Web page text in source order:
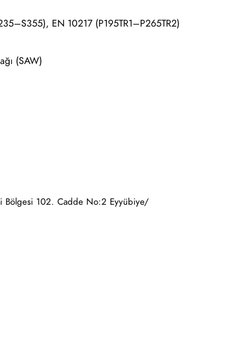
EN 10217 (P195TR1–P265TR2)
(SAW)
Bölgesi 102. Cadde No:2 Eyyübiye/